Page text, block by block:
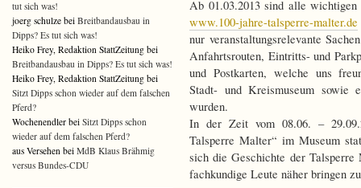
Ab 01.03.2013 sind alle
www.100-jahre-talsperre-malter.de
nur veranstaltungsrelevante
Anfahrtsrouten, Eintritts- und
und Postkarten, welche uns
Stadt- und Kreismuseum sowie
wurden.
In der Zeit vom 08.06. –
Talsperre Malter“ im Museum
sich die Geschichte der Talsperre
fachkundige Leute näher bringen
tut sich was!
joerg schulze bei Breitbandausbau in
Dipps? Es tut sich was!
Heiko Frey, Redaktion StattZeitung bei
Breitbandausbau in Dipps? Es tut sich was!
Heiko Frey, Redaktion StattZeitung bei
Sitzt Dipps schon wieder auf dem falschen
Pferd?
Wochenendler bei Sitzt Dipps schon
wieder auf dem falschen Pferd?
aus Versehen bei MdB Klaus Brähmig
versus Bundes-CDU